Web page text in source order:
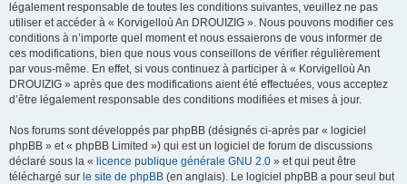
légalement responsable de toutes les conditions suivantes, veuillez ne pas
utiliser et accéder à « Korvigelloù An DROUIZIG ». Nous pouvons modifier ces
conditions à n’importe quel moment et nous essaierons de vous informer de
ces modifications, bien que nous vous conseillons de vérifier régulièrement
par vous-même. En effet, si vous continuez à participer à « Korvigelloù An
DROUIZIG » après que des modifications aient été effectuées, vous acceptez
d’être légalement responsable des conditions modifiées et mises à jour.
Nos forums sont développés par phpBB (désignés ci-après par « logiciel
phpBB » et « phpBB Limited ») qui est un logiciel de forum de discussions
déclaré sous la « licence publique générale GNU 2.0 » et qui peut être
téléchargé sur le site de phpBB (en anglais). Le logiciel phpBB a pour seul but